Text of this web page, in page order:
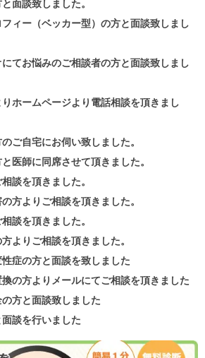
面談致しました。
ィー（ベッカー型）の方と面談致しまし
てお悩みのご相談者の方と面談致しまし
ホームページより電話相談を頂きまし
ご自宅にお伺い致しました。
医師に同席させて頂きました。
談を頂きました。
方よりご相談を頂きました。
談を頂きました。
よりご相談を頂きました。
症の方と面談を致しました
の方よりメールにてご相談を頂きました
方と面談致しました
談を行いました